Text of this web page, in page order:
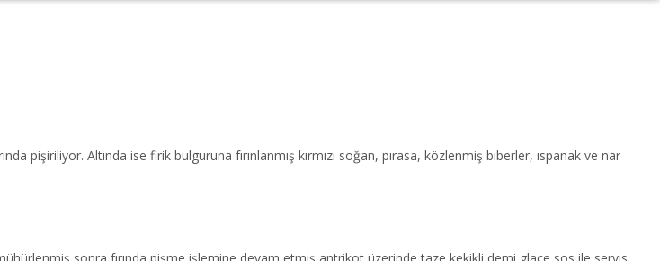
pişiriliyor. Altında ise firik bulguruna fırınlanmış kırmızı soğan, pırasa, közlenmiş biberler, ıspanak ve nar